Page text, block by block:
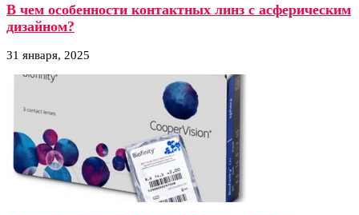
В чем особенности контактных линз с асферическим
дизайном?
31 января, 2025